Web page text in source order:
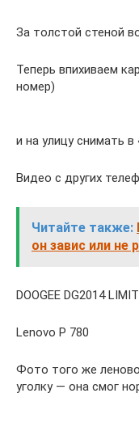
За толстой стеной
Теперь впихиваем
номер)
и на улицу снимать в
Видео с других
Читайте также:
он завис или не
DOOGEE DG2014
Lenovo Р 780
Фото того же
уголку — она смог